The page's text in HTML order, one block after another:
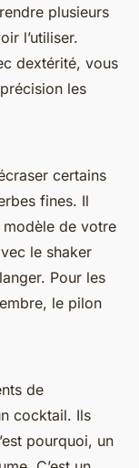
plusieurs
l’utiliser.
dextérité, vous
les
certains
fines. Il
de votre
le shaker
Pour les
le pilon
de
cocktail. Ils
pourquoi, un